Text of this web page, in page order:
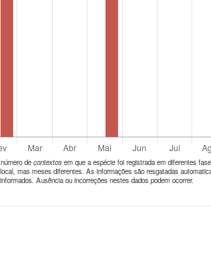
de contextos em que a espécie foi registrada em diferentes
mas meses diferentes. As informações são resgatadas
Ausência ou incorreções nestes dados podem ocorrer.